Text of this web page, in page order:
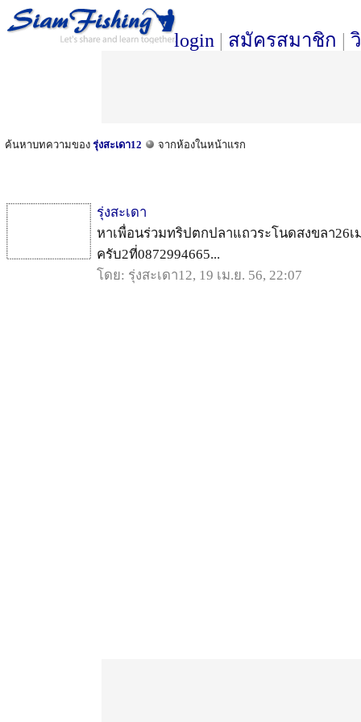
login | สมัครสมาชิก |
ค้นหาบทความของ รุ่งสะเดา12 จากห้องในหน้าแรก
รุ่งสะเดา
หาเพื่อนร่วมทริปตกปลาแถวระโนดสงขลา26
ครับ2ที่0872994665...
โดย: รุ่งสะเดา12, 19 เม.ย. 56, 22:07